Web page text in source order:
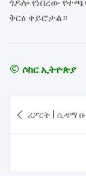
ጎዶሎ የነበረው
ቅርፅ ቀይሮታል።
© ሶከር ኢትዮጵያ
ሪፖርት | ሲዳማ